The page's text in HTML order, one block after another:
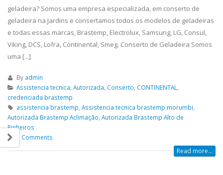
geladeira? Somos uma empresa especializada, em conserto de
geladeira na Jardins e consertamos todos os modelos de geladeiras
e todas essas marcas, Brastemp, Electrolux, Samsung, LG, Consul,
Viking, DCS, Lofra, Continental, Smeg. Conserto de Geladeira Somos
uma [...]
By admin
Assistencia tecnica, Autorizada, Conserto, CONTINENTAL,
credenciada brastemp
assistencia brastemp, Assistencia tecnica brastemp morumbi,
Autorizada Brastemp Aclimação, Autorizada Brastemp Alto de
Pinheiros
0 Comments
Read more...